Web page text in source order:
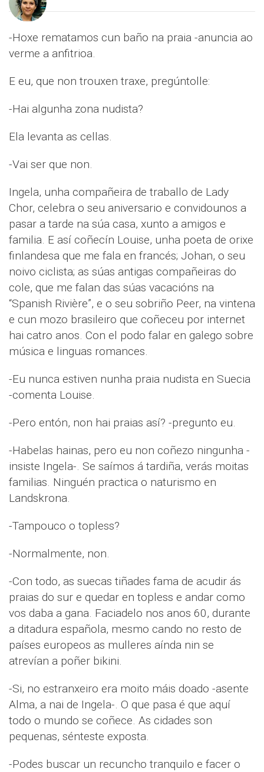
-Hoxe rematamos cun baño na praia -anuncia ao
verme a anfitrioa.
E eu, que non trouxen traxe, pregúntolle:
-Hai algunha zona nudista?
Ela levanta as cellas.
-Vai ser que non.
Ingela, unha compañeira de traballo de Lady
Chor, celebra o seu aniversario e convidounos a
pasar a tarde na súa casa, xunto a amigos e
familia. E así coñecín Louise, unha poeta de orixe
finlandesa que me fala en francés; Johan, o seu
noivo ciclista; as súas antigas compañeiras do
cole, que me falan das súas vacacións na
“Spanish Rivière”, e o seu sobriño Peer, na vintena
e cun mozo brasileiro que coñeceu por internet
hai catro anos. Con el podo falar en galego sobre
música e linguas romances.
-Eu nunca estiven nunha praia nudista en Suecia
-comenta Louise.
-Pero entón, non hai praias así? -pregunto eu.
-Habelas hainas, pero eu non coñezo ningunha -
insiste Ingela-. Se saímos á tardiña, verás moitas
familias. Ninguén practica o naturismo en
Landskrona.
-Tampouco o topless?
-Normalmente, non.
-Con todo, as suecas tiñades fama de acudir ás
praias do sur e quedar en topless e andar como
vos daba a gana. Faciadelo nos anos 60, durante
a ditadura española, mesmo cando no resto de
países europeos as mulleres aínda nin se
atrevían a poñer bikini.
-Si, no estranxeiro era moito máis doado -asente
Alma, a nai de Ingela-. O que pasa é que aquí
todo o mundo se coñece. As cidades son
pequenas, sénteste exposta.
-Podes buscar un recuncho tranquilo e facer o